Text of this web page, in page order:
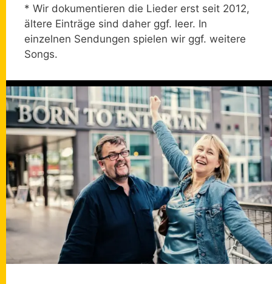
* Wir dokumentieren die Lieder erst seit 2012,
ältere Einträge sind daher ggf. leer. In
einzelnen Sendungen spielen wir ggf. weitere
Songs.